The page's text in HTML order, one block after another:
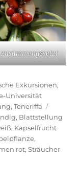
Exkursionen,
Universität
,Teneriffa
, Blattstellung
, Kapselfrucht
,
rot,Sträucher